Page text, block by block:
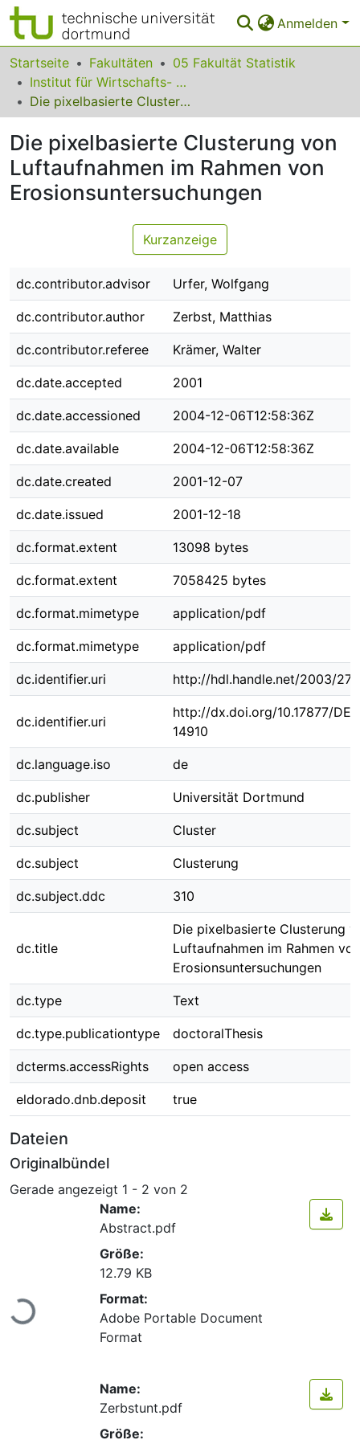
Anmelden
Bereiche & Sammlungen
Das gesamte Repositorium
FAQ
Leitlinien
Zurück zur Startseite
Startseite Fakultäten
05 Fakultät Statistik
Institut für Wirtschafts- und Sozialstatistik
Die pixelbasierte Clusterung von Luftaufnahmen im Rahmen von Erosionsuntersuchungen
Die pixelbasierte Clusterung von
Luftaufnahmen im Rahmen von
Erosionsuntersuchungen
Kurzanzeige
dc.contributor.advisor Urfer, Wolfgang
dc.contributor.author Zerbst, Matthias
dc.contributor.referee Krämer, Walter
dc.date.accepted 2001
dc.date.accessioned 2004-12-06T12:58:36Z
dc.date.available 2004-12-06T12:58:36Z
dc.date.created 2001-12-07
dc.date.issued 2001-12-18
dc.format.extent 13098 bytes
dc.format.extent 7058425 bytes
dc.format.mimetype application/pdf
dc.format.mimetype application/pdf
dc.identifier.uri http://hdl.handle.net/2003/
dc.identifier.uri
http://dx.doi.org/10.17877/
14910
dc.language.iso de
dc.publisher Universität Dortmund
dc.subject Cluster
dc.subject Clusterung
dc.subject.ddc 310
dc.title
Die pixelbasierte Clusterung
Luftaufnahmen im Rahmen von
Erosionsuntersuchungen
dc.type Text
dc.type.publicationtype doctoralThesis
dcterms.accessRights open access
eldorado.dnb.deposit true
Dateien
Originalbündel
Gerade angezeigt 1 - 2 von 2
Lade...
Name:
Abstract.pdf
Größe:
12.79 KB
Format:
Adobe Portable Document
Format
Name:
Zerbstunt.pdf
Größe: